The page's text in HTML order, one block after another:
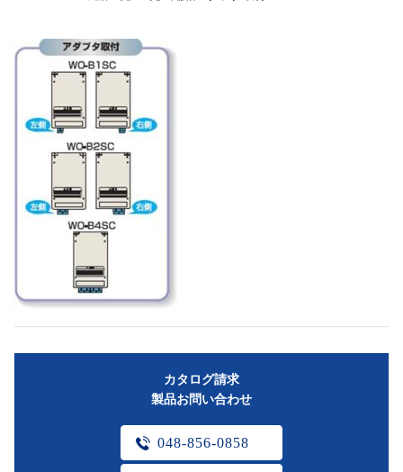
カタログ請求
製品お問い合わせ
048-856-0858